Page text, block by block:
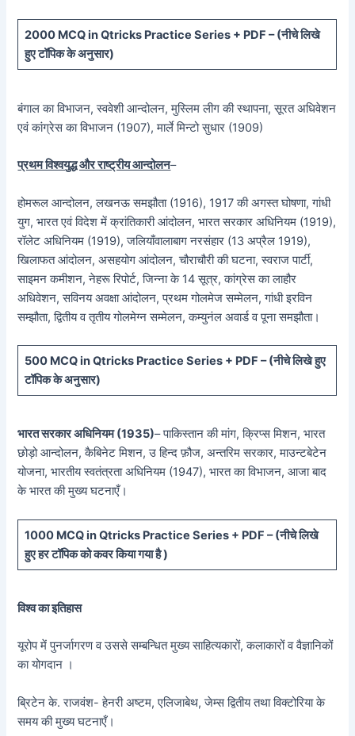
2000 MCQ in Qtricks Practice Series + PDF – (नीचेलिखे
हुए टॉपिक के अनुसार)
बंगाल का विभाजन, स्ववेशी आन्दोलन, मुस्लिम लीग की स्थापना, सूरत अधिवेशन
एवं कांग्रेस का विभाजन (1907), मार्ले मिन्टो सुधार (1909)
प्रथम विश्वयुद्ध और राष्ट्रीय आन्दोलन–
होमरूल आन्दोलन, लखनऊ समझौता (1916), 1917 की अगस्त घोषणा, गांधी
युग, भारत एवं विदेश में क्रांतिकारी आंदोलन, भारत सरकार अधिनियम (1919),
रॉलेट अधिनियम (1919), जलियाँवालाबाग नरसंहार (13 अप्रैल 1919),
खिलाफत आंदोलन, असहयोग आंदोलन, चौराचौरी की घटना, स्वराज पार्टी,
साइमन कमीशन, नेहरू रिपोर्ट, जिन्ना के 14 सूत्र, कांग्रेस का लाहौर
अधिवेशन, सविनय अवक्षा आंदोलन, प्रथम गोलमेज सम्मेलन, गांधी इरविन
सम्झौता, द्वितीय व तृतीय गोलमेग्न सम्मेलन, कम्युनंल अवार्ड व पूना समझौता।
500 MCQ in Qtricks Practice Series + PDF – (नीचेलिखे हुए
टॉपिक के अनुसार)
भारत सरकार अधिनियम (1935)– पाकिस्तान की मांग, क्रिप्स मिशन, भारत
छोड़ो आन्दोलन, कैबिनेट मिशन, उ हिन्द फ़ौज, अन्तरिम सरकार, माउन्टबेटेन
योजना, भारतीय स्वतंत्रता अधिनियम (1947), भारत का विभाजन, आजा बाद
के भारत की मुख्य घटनाएँ।
1000 MCQ in Qtricks Practice Series + PDF – (नीचेलिखे
हुएहर टॉपिक को कवर किया गया है )
विश्व का इतिहास
यूरोप में पुनर्जागरण व उससे सम्बन्धित मुख्य साहित्यकारों, कलाकारों व वैज्ञानिकों
का योगदान ।
ब्रिटेन के. राजवंश- हेनरी अष्टम, एलिजाबेथ, जेम्स द्वितीय तथा विक्टोरिया के
समय की मुख्य घटनाएँ।